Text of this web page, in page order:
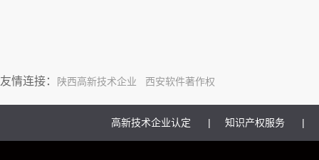
友情连接： 陕西高新技术企业 西安软件著作权
高新技术企业认定 知识产权服务